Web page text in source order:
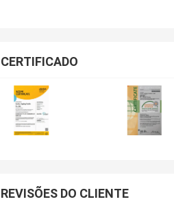
CERTIFICADO
REVISÕES DO CLIENTE